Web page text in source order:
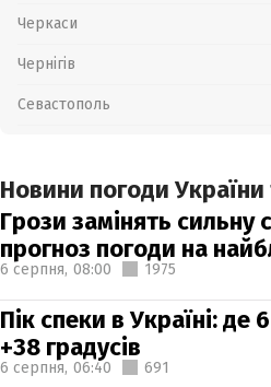
Черкаси
Чернігів
Севастополь
Новини погоди України
Грози замінять сильну
прогноз погоди на
6 серпня, 08:00 1975
Пік спеки в Україні: де
+38 градусів
6 серпня, 06:40 691